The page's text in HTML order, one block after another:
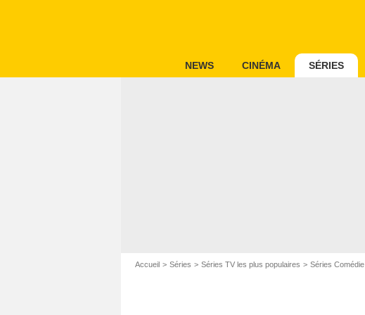
NEWS CINÉMA SÉRIES
Accueil Séries Séries TV les plus populaires Séries Comédie